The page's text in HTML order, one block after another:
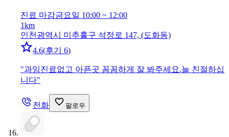
진료 마감금요일 10:00 ~ 12:00
1km
인천광역시 미추홀구 석정로 147, (도화동)
4.6(후기 6)
"과잉진료없고 아픈곳 꼼꼼하게 잘 봐주세요.늘 친절하십
니다"
전화 팔로우